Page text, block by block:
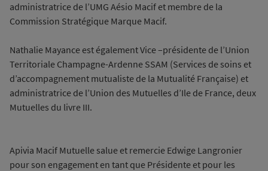
administratrice de l’UMG Aésio Macif et membre de la
Commission Stratégique Marque Macif.
Nathalie Mayance est également Vice –présidente de l’Union
Territoriale Champagne-Ardenne SSAM (Services de soins et
d’accompagnement mutualiste de la Mutualité Française) et
administratrice de l’Union des Mutuelles d’Ile de France, deux
Mutuelles du livre III.
Apivia Macif Mutuelle salue et remercie Edwige Langronier
pour son engagement en tant que Présidente et pour les